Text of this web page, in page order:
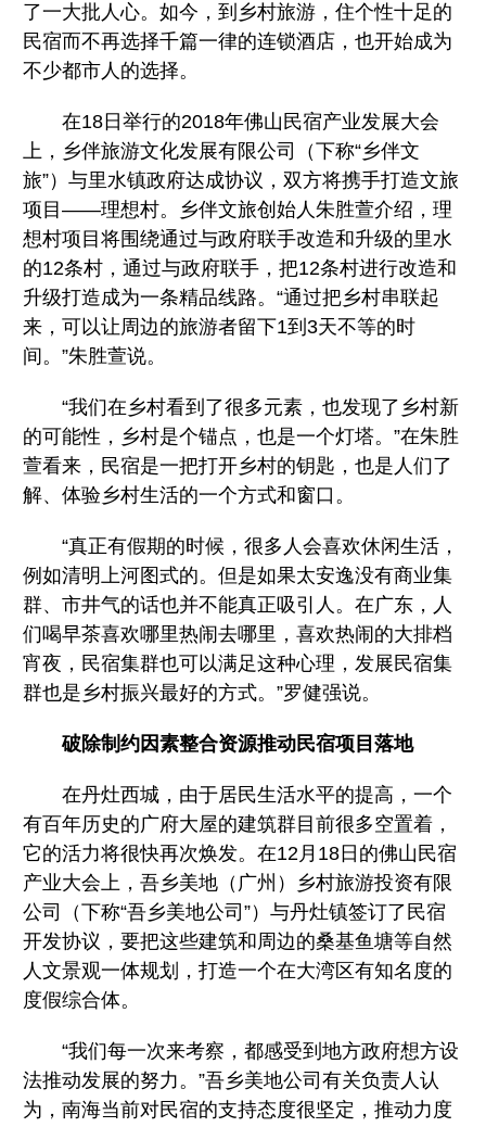
了一大批人心。如今，到乡村旅游，住个性十足的
民宿而不再选择千篇一律的连锁酒店，也开始成为
不少都市人的选择。
在18日举行的2018年佛山民宿产业发展大会
上，乡伴旅游文化发展有限公司（下称“乡伴文
旅”）与里水镇政府达成协议，双方将携手打造文旅
项目——理想村。乡伴文旅创始人朱胜萱介绍，理
想村项目将围绕通过与政府联手改造和升级的里水
的12条村，通过与政府联手，把12条村进行改造和
升级打造成为一条精品线路。“通过把乡村串联起
来，可以让周边的旅游者留下1到3天不等的时
间。”朱胜萱说。
“我们在乡村看到了很多元素，也发现了乡村新
的可能性，乡村是个锚点，也是一个灯塔。”在朱胜
萱看来，民宿是一把打开乡村的钥匙，也是人们了
解、体验乡村生活的一个方式和窗口。
“真正有假期的时候，很多人会喜欢休闲生活，
例如清明上河图式的。但是如果太安逸没有商业集
群、市井气的话也并不能真正吸引人。在广东，人
们喝早茶喜欢哪里热闹去哪里，喜欢热闹的大排档
宵夜，民宿集群也可以满足这种心理，发展民宿集
群也是乡村振兴最好的方式。”罗健强说。
破除制约因素整合资源推动民宿项目落地
在丹灶西城，由于居民生活水平的提高，一个
有百年历史的广府大屋的建筑群目前很多空置着，
它的活力将很快再次焕发。在12月18日的佛山民宿
产业大会上，吾乡美地（广州）乡村旅游投资有限
公司（下称“吾乡美地公司”）与丹灶镇签订了民宿
开发协议，要把这些建筑和周边的桑基鱼塘等自然
人文景观一体规划，打造一个在大湾区有知名度的
度假综合体。
“我们每一次来考察，都感受到地方政府想方设
法推动发展的努力。”吾乡美地公司有关负责人认
为，南海当前对民宿的支持态度很坚定，推动力度